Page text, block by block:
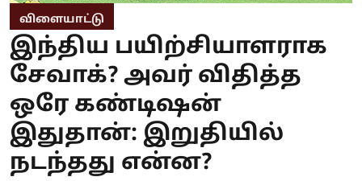
விளையாட்டு
இந்திய பயிற்சியாளராக
சேவாக்? அவர் விதித்த
ஒரே கண்டிஷன்
இதுதான்: இறுதியில்
நடந்தது என்ன?